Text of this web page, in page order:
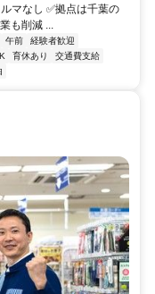
マなし ✅拠点は千葉の
も削減 ...
午前
経験者歓迎
育休あり
交通費支給